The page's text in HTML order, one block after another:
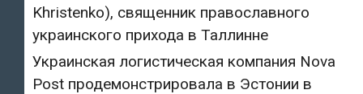
Khristenko), священник православного
украинского прихода в Таллинне
Украинская логистическая компания Nova
Post продемонстрировала в Эстонии в